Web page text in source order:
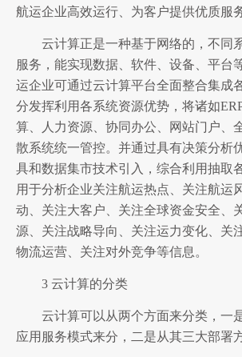
航运企业高效运行、为客户提供优质服务
云计算正是一种基于网络的，不同
服务，能实现数据、软件、设备、平台
运企业可通过云计算平台全面整合集成
分发挥利用各系统资源优势，将诸如
算、人力资源、协同办公、网站门户、
散系统统一管控。并通过具有决策分析
具和数据集市技术引入，综合利用抽取
用于分析企业关注航运热点、关注航运
动、关注大客户、关注全球资金安全、
源、关注战略导向、关注运力变化、关
物流运营、关注对外竞争等信息。
3 云计算的分类
云计算可以从两个方面来分类，一
应用服务模式来分，二是从其三大部署